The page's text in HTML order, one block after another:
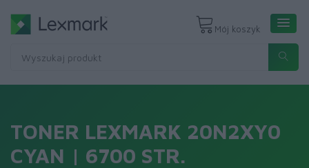
Mój koszyk
TONER LEXMARK 20N2XY0
CYAN | 6700 STR.